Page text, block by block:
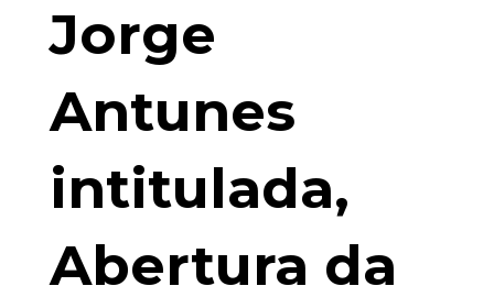
Jorge
Antunes
intitulada,
Abertura da